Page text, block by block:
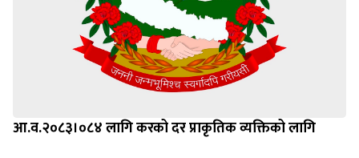
आ.व.२०८३।०८४ लागि करको दर प्राकृतिक व्यक्तिको लागि